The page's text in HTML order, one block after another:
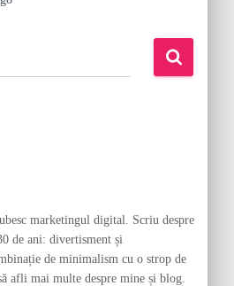
marketingul digital. Scriu despre
de ani: divertisment și
de minimalism cu o strop de
afli mai multe despre mine și blog.